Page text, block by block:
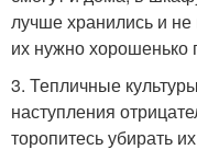
лучше хранились и не
их нужно
3. Тепличные
наступления
торопитесь убирать